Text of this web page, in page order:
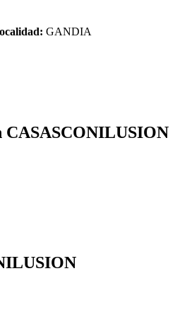
GANDIA
CASASCONILUSION